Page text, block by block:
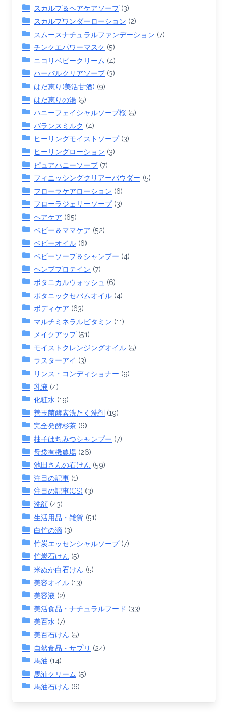
スカルプ＆ヘアケアソープ(3)
スカルプワンダーローション (2)
スムースナチュラルファンデーション (7)
チンクエパワーマスク (5)
ニコリベビークリーム (4)
ハーバルクリアソープ(3)
はだ恵り(美活甘酒) (9)
はだ恵りの湯 (5)
ハニーフェイシャルソープ桜 (5)
バランスミルク (4)
ヒーリングモイストソープ(3)
ヒーリングローション (3)
ピュアハニーソープ(7)
フィニッシングクリアーパウダー (5)
フローラケアローション (6)
フローラジェリーソープ(3)
ヘアケア (65)
ベビー＆ママケア (52)
ベビーオイル (6)
ベビーソープ＆シャンプー (4)
ヘンププロテイン (7)
ボタニカルウォッシュ (6)
ボタニックセバムオイル (4)
ボディケア (63)
マルチミネラルビタミン (11)
メイクアップ(51)
モイストクレンジングオイル (5)
ラスターアイ (3)
リンス・コンディショナー (9)
乳液 (4)
化粧水 (19)
善玉菌酵素洗たく洗剤 (19)
完全発酵杉茶 (6)
柚子はちみつシャンプー (7)
母袋有機農場 (26)
池田さんの石けん (59)
注目の記事 (1)
注目の記事(CS) (3)
洗顔 (43)
生活用品・雑貨 (51)
白竹の滴 (3)
竹炭エッセンシャルソープ(7)
竹炭石けん (5)
米ぬか白石けん (5)
美容オイル (13)
美容液 (2)
美活食品・ナチュラルフード (33)
美百水 (7)
美百石けん (5)
自然食品・サプリ (24)
馬油 (14)
馬油クリーム (5)
馬油石けん (6)